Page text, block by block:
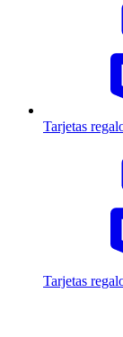
Tarjetas
Tarjetas